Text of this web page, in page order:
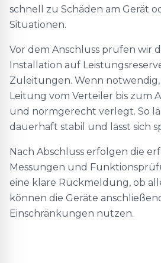
schnell zu Schäden am Gerät
Situationen.
Vor dem Anschluss prüfen wir
Installation auf
Zuleitungen. Wenn
Leitung vom Verteiler bis zum
und normgerecht verlegt. So
dauerhaft stabil und lässt sich
Nach Abschluss erfolgen die
Messungen und
eine klare Rückmeldung, ob
können die Geräte
Einschränkungen nutzen.